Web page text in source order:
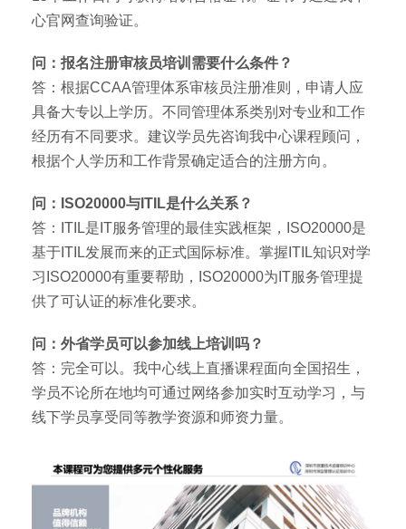
心官网查询验证。
问：报名注册审核员培训需要什么条件？
答：根据CCAA管理体系审核员注册准则，申请人应
具备大专以上学历。不同管理体系类别对专业和工作
经历有不同要求。建议学员先咨询我中心课程顾问，
根据个人学历和工作背景确定适合的注册方向。
问：ISO20000与ITIL是什么关系？
答：ITIL是IT服务管理的最佳实践框架，ISO20000是
基于ITIL发展而来的正式国际标准。掌握ITIL知识对学
习ISO20000有重要帮助，ISO20000为IT服务管理提
供了可认证的标准化要求。
问：外省学员可以参加线上培训吗？
答：完全可以。我中心线上直播课程面向全国招生，
学员不论所在地均可通过网络参加实时互动学习，与
线下学员享受同等教学资源和师资力量。